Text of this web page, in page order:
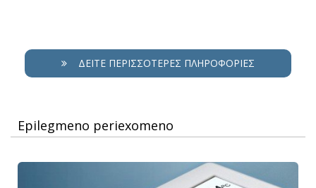
ΔΕΊΤΕ ΠΕΡΙΣΣΌΤΕΡΕΣ ΠΛΗΡΟΦΟΡΊΕΣ
Epilegmeno periexomeno